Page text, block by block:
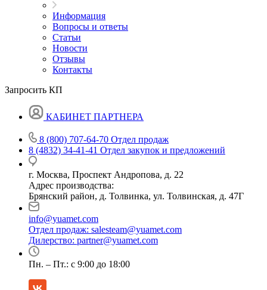
Информация
Вопросы и ответы
Статьи
Новости
Отзывы
Контакты
Запросить КП
КАБИНЕТ ПАРТНЕРА
8 (800) 707-64-70 Отдел продаж
8 (4832) 34-41-41 Отдел закупок и предложений
г. Москва, Проспект Андропова, д. 22
Адрес производства:
Брянский район, д. Толвинка, ул. Толвинская, д. 47Г
info@yuamet.com
Отдел продаж: salesteam@yuamet.com
Дилерство: partner@yuamet.com
Пн. – Пт.: с 9:00 до 18:00